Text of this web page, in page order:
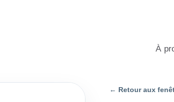
et PVC pour l’habitat, avec
À
← Retour aux